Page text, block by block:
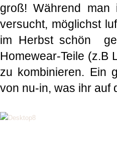
groß! Während man
versucht, möglichst
im Herbst schön
Homewear-Teile (z.B
zu kombinieren. Ein
von nu-in, was ihr auf